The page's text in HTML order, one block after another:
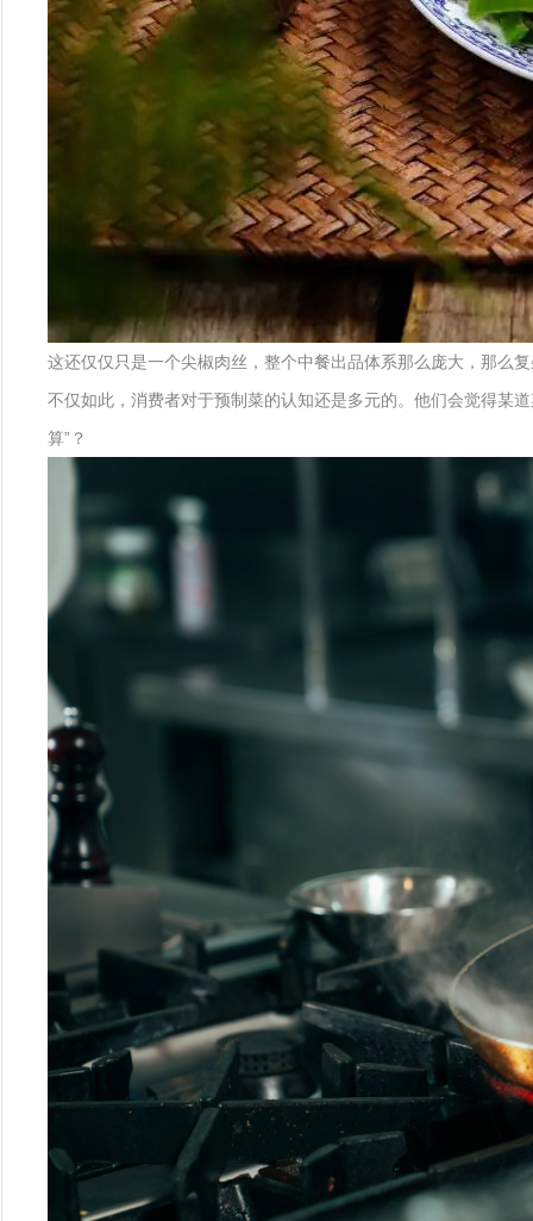
这还仅仅只是一个尖椒肉丝，整个中餐出品体系那么庞大，那么
不仅如此，消费者对于预制菜的认知还是多元的。他们会觉得某
算”？